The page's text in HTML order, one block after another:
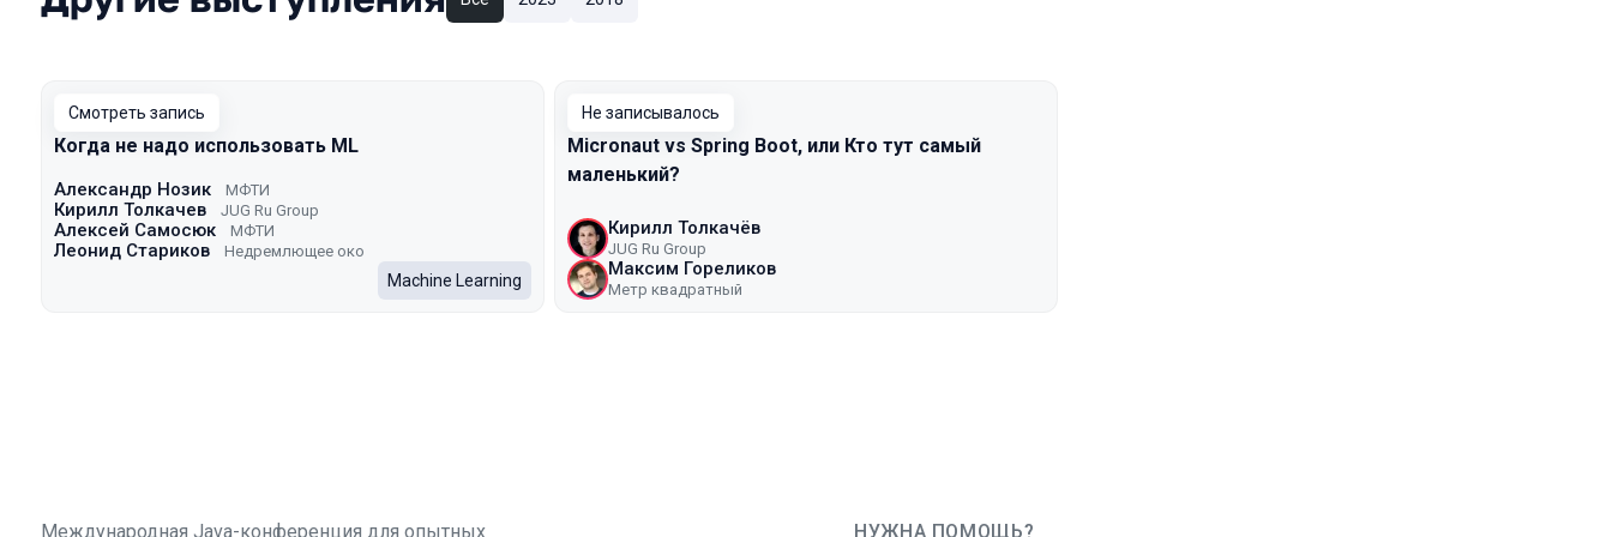
Смотреть запись
Когда не надо использовать ML
Александр Нозик МФТИ
Кирилл Толкачев JUG Ru Group
Алексей Самосюк МФТИ
Леонид Стариков Недремлющее око
Machine Learning
Не записывалось
Micronaut vs Spring Boot, или Кто тут самый
маленький?
Кирилл Толкачёв
JUG Ru Group
Максим Гореликов
Метр квадратный
Международная Java-конференция для опытных НУЖНА ПОМОЩЬ?